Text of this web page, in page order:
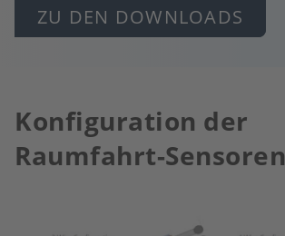
ZU DEN DOWNLOADS
Konfiguration der
Raumfahrt-Sensoren